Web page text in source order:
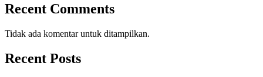
Recent Comments
Tidak ada komentar untuk ditampilkan.
Recent Posts